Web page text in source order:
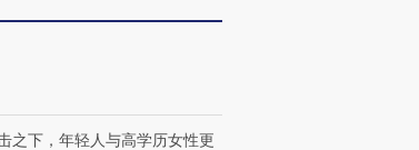
之下，年轻人与高学历女性更